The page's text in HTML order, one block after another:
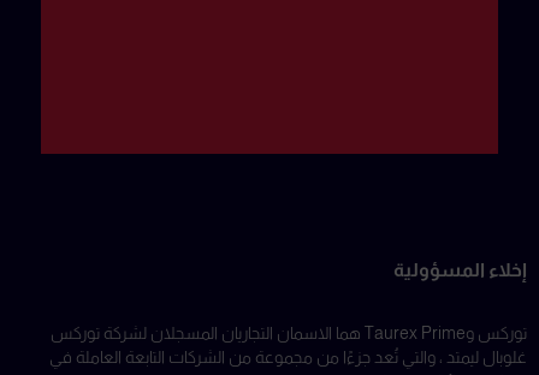
إخلاء المسؤولية
توركس وTaurex Prime هما الاسمان التجاريان المسجلان لشركة توركس
غلوبال ليمتد ، والتي تُعد جزءًا من مجموعة من الشركات التابعة العاملة في